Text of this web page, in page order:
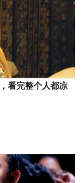
看完整个人都凉